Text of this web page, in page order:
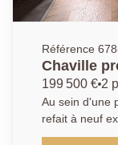
Référence
Chaville
pièces
199 500 € 2
Au sein d'une
refait à neuf
belles